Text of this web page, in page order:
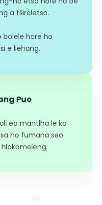
a tšireletso.
bolele hore ho
e liehang.
Puo
ea mantlha le ka
ho fumana seo